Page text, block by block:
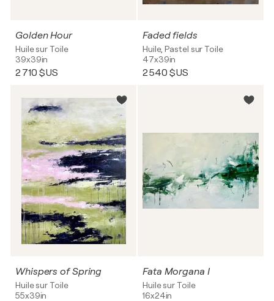
Golden Hour
Huile sur Toile
39x39in
2 710 $US
Faded fields
Huile, Pastel sur Toile
47x39in
2 540 $US
Whispers of Spring
Huile sur Toile
55x39in
Fata Morgana I
Huile sur Toile
16x24in